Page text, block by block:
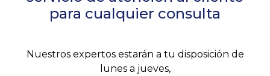
para cualquier consulta
Nuestros expertos estarán a tu disposición de
lunes a jueves,